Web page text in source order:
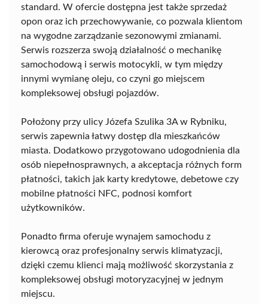
standard. W ofercie dostępna jest także sprzedaż
opon oraz ich przechowywanie, co pozwala klientom
na wygodne zarządzanie sezonowymi zmianami.
Serwis rozszerza swoją działalność o mechanikę
samochodową i serwis motocykli, w tym między
innymi wymianę oleju, co czyni go miejscem
kompleksowej obsługi pojazdów.
Położony przy ulicy Józefa Szulika 3A w Rybniku,
serwis zapewnia łatwy dostęp dla mieszkańców
miasta. Dodatkowo przygotowano udogodnienia dla
osób niepełnosprawnych, a akceptacja różnych form
płatności, takich jak karty kredytowe, debetowe czy
mobilne płatności NFC, podnosi komfort
użytkowników.
Ponadto firma oferuje wynajem samochodu z
kierowcą oraz profesjonalny serwis klimatyzacji,
dzięki czemu klienci mają możliwość skorzystania z
kompleksowej obsługi motoryzacyjnej w jednym
miejscu.